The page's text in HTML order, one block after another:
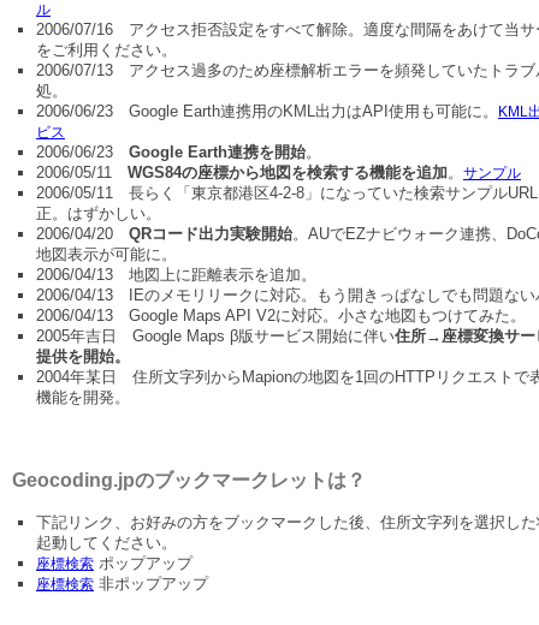
ル
2006/07/16 アクセス拒否設定をすべて解除。適度な間隔をあけて当サ
をご利用ください。
2006/07/13 アクセス過多のため座標解析エラーを頻発していたトラブ
処。
2006/06/23 Google Earth連携用のKML出力はAPI使用も可能に。
KML
ビス
2006/06/23 Google Earth連携を開始。
2006/05/11 WGS84の座標から地図を検索する機能を追加。 サンプル
2006/05/11 長らく「東京都港区4-2-8」になっていた検索サンプル
正。はずかしい。
2006/04/20 QRコード出力実験開始。AUでEZナビウォーク連携、
地図表示が可能に。
2006/04/13 地図上に距離表示を追加。
2006/04/13 IEのメモリリークに対応。もう開きっぱなしでも問題ない
2006/04/13 Google Maps API V2に対応。小さな地図もつけてみた。
2005年吉日 Google Maps β版サービス開始に伴い住所→座標変換サー
提供を開始。
2004年某日 住所文字列からMapionの地図を1回のHTTPリクエストで
機能を開発。
Geocoding.jpのブックマークレットは？
下記リンク、お好みの方をブックマークした後、住所文字列を選択し
起動してください。
座標検索 ポップアップ
座標検索 非ポップアップ